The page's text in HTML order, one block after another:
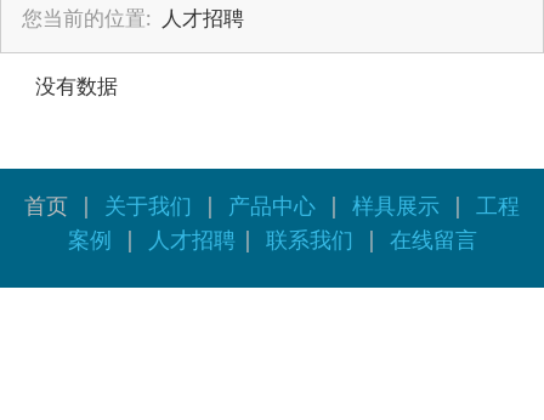
您当前的位置: 人才招聘
没有数据
首页 | 关于我们 | 产品中心 | 样具展示 | 工程
案例 | 人才招聘 | 联系我们 | 在线留言